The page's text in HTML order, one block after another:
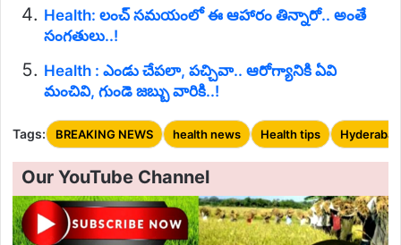
Health: లంచ్ సమయంలో ఈ ఆహారం తిన్నారో.. అంతే
సంగతులు..!
Health : ఎండు చేపలా, పచ్చివా.. ఆరోగ్యానికి ఏవి
మంచివి, గుండె జబ్బు వారికి..!
Tags: BREAKING NEWS health news Health tips Hyderabad
Our YouTube Channel